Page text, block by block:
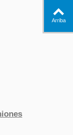
Arriba